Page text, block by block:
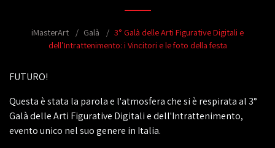
iMasterArt Galà
3° Galà delle Arti Figurative Digitali e
dell’Intrattenimento: i Vincitori e le foto della festa
FUTURO!
Questa è stata la parola e l'atmosfera che si è respirata al 3°
Galà delle Arti Figurative Digitali e dell'Intrattenimento,
evento unico nel suo genere in Italia.